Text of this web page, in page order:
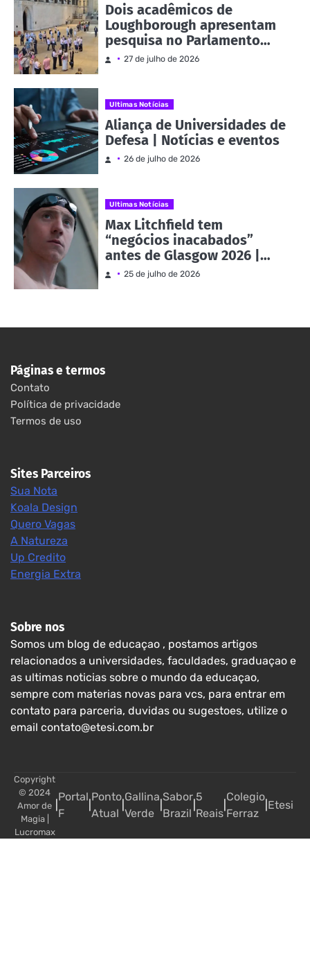
Dois acadêmicos de
Loughborough apresentam
pesquisa no Parlamento
como parte da Evidence
27 de julho de 2026
Ultimas Notícias
Aliança de Universidades de
Defesa | Notícias e eventos
26 de julho de 2026
Ultimas Notícias
Max Litchfield tem
“negócios inacabados”
antes de Glasgow 2026 |
Notícias e eventos
25 de julho de 2026
Páginas e termos
Contato
Política de privacidade
Termos de uso
Sites Parceiros
Sua Nota
Koala Design
Quero Vagas
A Natureza
Up Credito
Energia Extra
Sobre nos
Somos um blog de educaçao , postamos artigos
relacionados a universidades, faculdades, graduaçao e
as ultimas noticias sobre o mundo da educaçao,
sempre com materias novas para vcs, para entrar em
contato para parceria, duvidas ou sugestoes, utilize o
email contato@etesi.com.br
Copyright
© 2024
Amor de
Magia|
Lucromax
Portal
F
Ponto
Atual
Gallina
Verde
Sabor
Brazil
5
Reais
Colegio
Ferraz
Etesi